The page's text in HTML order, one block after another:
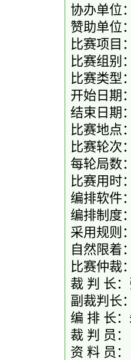
协办单位：
赞助单位
比赛项目
比赛组别
比赛类型
开始日期
结束日期
比赛地点
比赛轮次
每轮局数
比赛用时：
编排软件
编排制度
采用规则：
自然限着：
比赛仲裁：
裁 判 长
副裁判长：
编 排 长
裁 判 员：
资 料 员：